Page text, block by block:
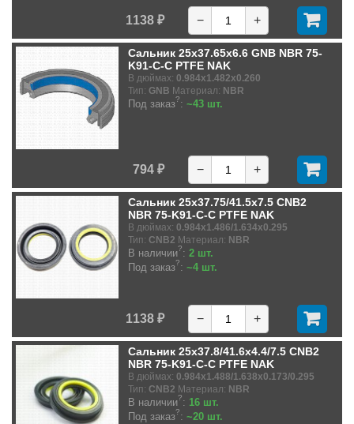
1138 ₽ − +
Сальник 25x37.65x6.6 GNB NBR 75-
K91-C-C PTFE NAK
В дюймах: 0.984x1.482x0.260
Тип: GNB Материал: NBR
Под заказ?: ~43 шт.
794 ₽ − +
Сальник 25x37.75/41.5x7.5 CNB2
NBR 75-K91-C-C PTFE NAK
В дюймах: 0.984x1.486/1.634x0.295
Тип: CNB2 Материал: NBR
В наличии?: 2 шт.
Под заказ?: ~4 шт.
1138 ₽ − +
Сальник 25x37.8/41.6x4.4/7.5 CNB2
NBR 75-K91-C-C PTFE NAK
В дюймах: 0.984x1.488/1.638x0.173/0.295
Тип: CNB2 Материал: NBR
В наличии?: 16 шт.
Под заказ?: ~20 шт.